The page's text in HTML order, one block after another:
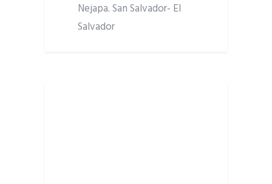
Nejapa. San Salvador- El
Salvador